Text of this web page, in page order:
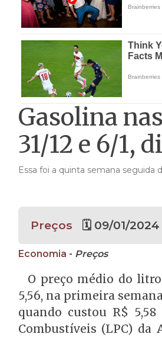
Gasolina
31/12 e 6/1,
Essa foi a quinta semana seguida
Preços 🗓 09/01/2024
Economia - Preços
O preço médio do
5,56, na primeira
quando custou R$
Combustíveis (LPC) da